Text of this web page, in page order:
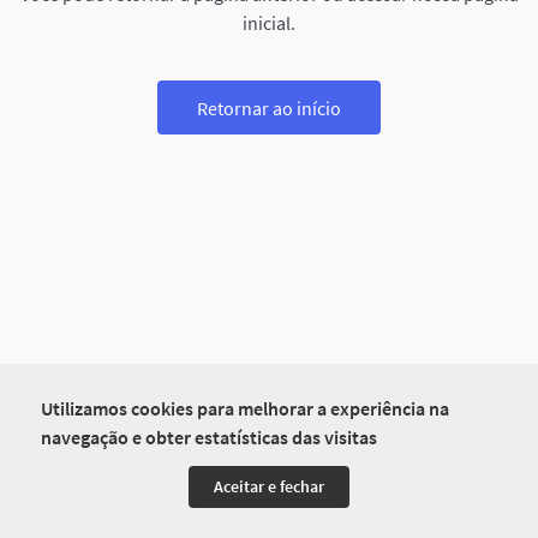
Utilizamos cookies para melhorar a experiência na
navegação e obter estatísticas das visitas
Aceitar e fechar
inicial.
Retornar ao início